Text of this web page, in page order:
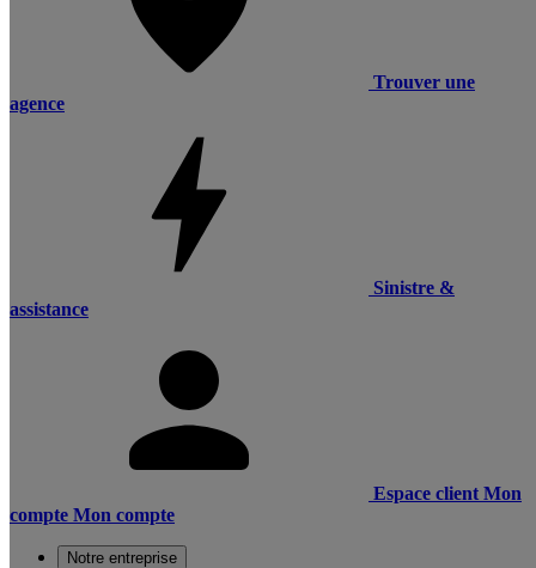
Trouver une
agence
Sinistre &
assistance
Espace client Mon
compte Mon compte
Notre entreprise